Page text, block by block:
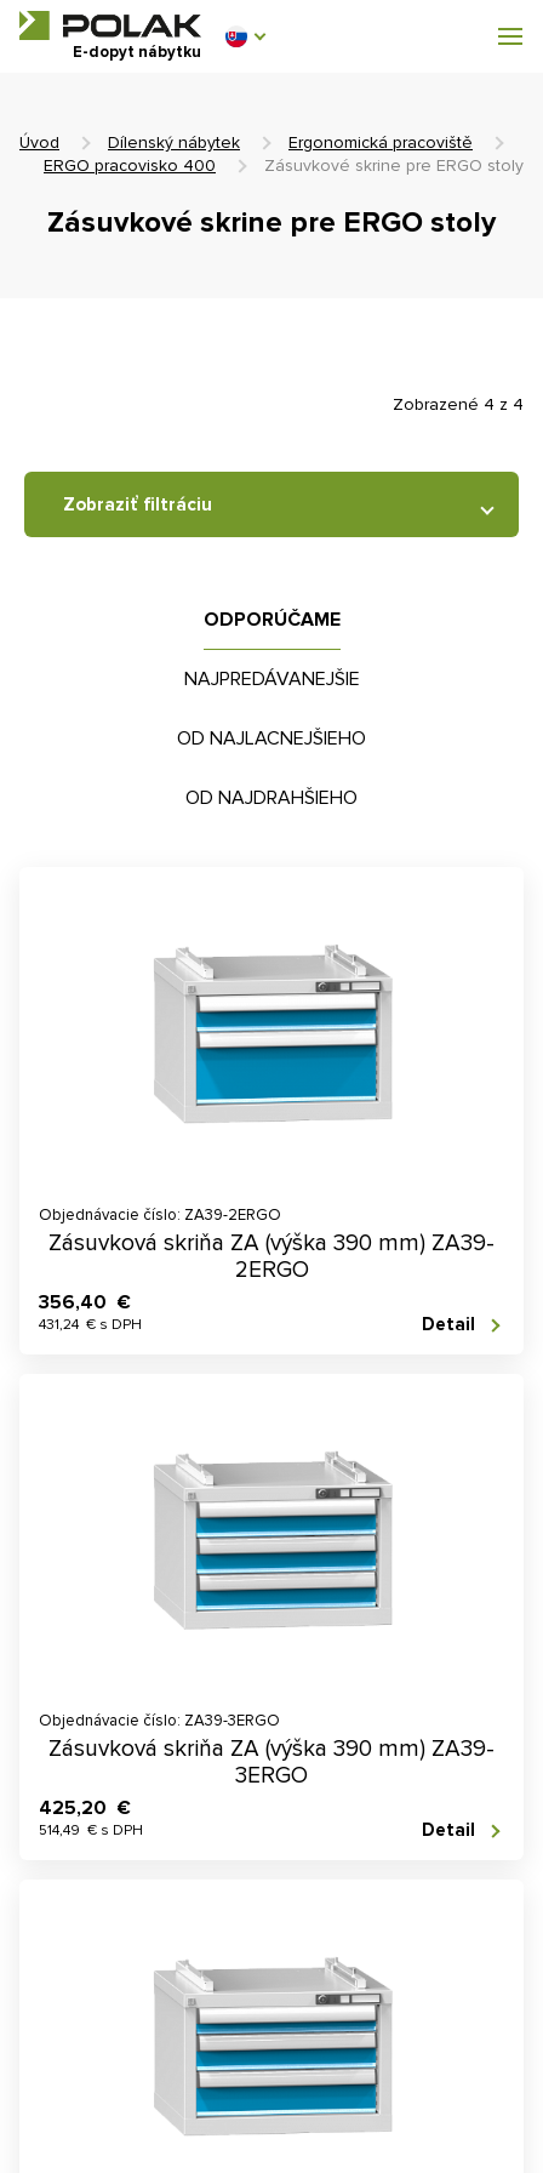
E-dopyt nábytku
Dílenský nábytek
Úvod Dílenský nábytek
Ergonomická pracoviště
ERGO pracovisko 400
Zásuvkové skrine pre ERGO stoly
Zásuvkové skrine pre ERGO stoly
ODPORÚČAME
NAJPREDÁVANEJŠIE
OD NAJLACNEJŠIEHO
OD NAJDRAHŠIEHO
Objednávacie číslo: ZA39-2ERGO
Zásuvková skriňa ZA (výška 390 mm) ZA39-
2ERGO
356,40 €
431,24 € s DPH Detail
Objednávacie číslo: ZA39-3ERGO
Zásuvková skriňa ZA (výška 390 mm) ZA39-
3ERGO
425,20 €
514,49 € s DPH Detail
Zobrazené 4 z 4
Zobraziť filtráciu